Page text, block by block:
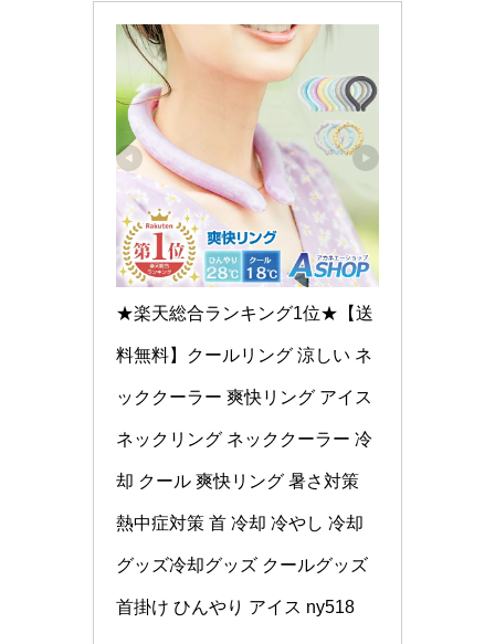
★楽天総合ランキング1位★【送
料無料】クールリング 涼しい ネ
ッククーラー 爽快リング アイス
ネックリング ネッククーラー 冷
却 クール 爽快リング 暑さ対策
熱中症対策 首 冷却 冷やし 冷却
グッズ冷却グッズ クールグッズ
首掛け ひんやり アイス ny518